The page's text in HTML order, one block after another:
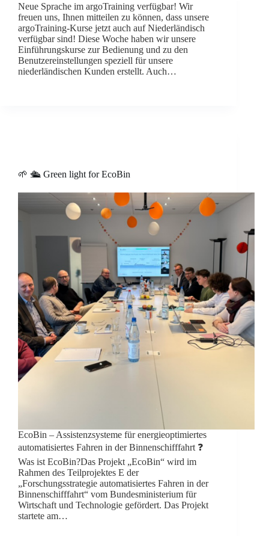
Neue Sprache im argoTraining verfügbar! Wir
freuen uns, Ihnen mitteilen zu können, dass unsere
argoTraining-Kurse jetzt auch auf Niederländisch
verfügbar sind! Diese Woche haben wir unsere
Einführungskurse zur Bedienung und zu den
Benutzereinstellungen speziell für unsere
niederländischen Kunden erstellt. Auch…
🌱 🛳️ Green light for EcoBin
EcoBin – Assistenzsysteme für energieoptimiertes
automatisiertes Fahren in der Binnenschifffahrt ❓
Was ist EcoBin?Das Projekt „EcoBin“ wird im
Rahmen des Teilprojektes E der
„Forschungsstrategie automatisiertes Fahren in der
Binnenschifffahrt“ vom Bundesministerium für
Wirtschaft und Technologie gefördert. Das Projekt
startete am…